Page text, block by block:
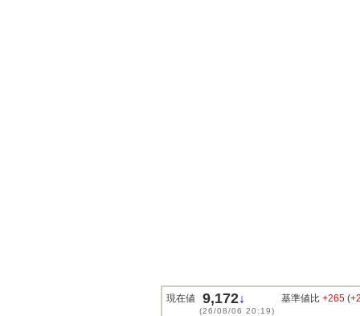
現在値 9,172↓
(26/08/06 20:19)
基準値比 +265 (